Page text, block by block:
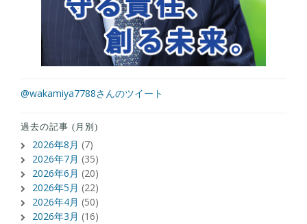
@wakamiya7788さんのツイート
過去の記事 (月別)
2026年8月 (7)
2026年7月 (35)
2026年6月 (20)
2026年5月 (22)
2026年4月 (50)
2026年3月 (16)